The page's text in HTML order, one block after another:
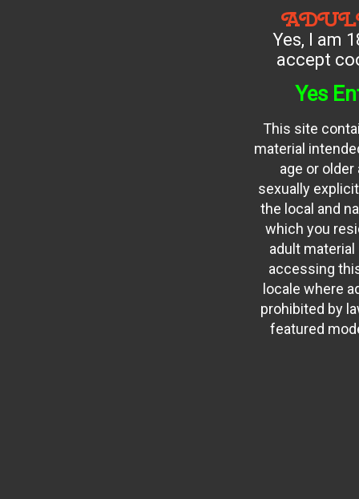
Yes, I am
accept
Yes
This site
material
age or
sexually
the local and
which you
adult
accessing
locale where
prohibited by
featured